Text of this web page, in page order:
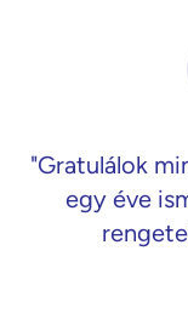
"Gratulálok
egy éve